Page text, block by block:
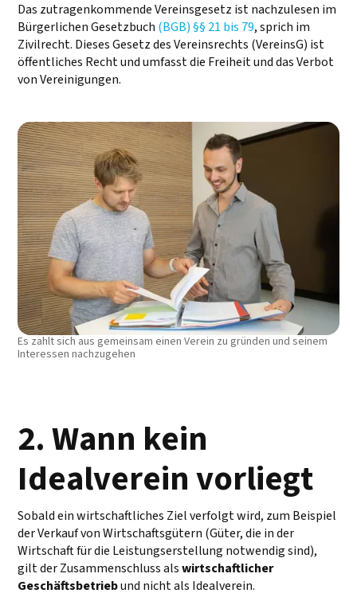
Das zutragenkommende Vereinsgesetz ist nachzulesen im
Bürgerlichen Gesetzbuch (BGB) §§ 21 bis 79, sprich im
Zivilrecht. Dieses Gesetz des Vereinsrechts (VereinsG) ist
öffentliches Recht und umfasst die Freiheit und das Verbot
von Vereinigungen.
Es zahlt sich aus gemeinsam einen Verein zu gründen und seinem
Interessen nachzugehen
2. Wann kein
Idealverein vorliegt
Sobald ein wirtschaftliches Ziel verfolgt wird, zum Beispiel
der Verkauf von Wirtschaftsgütern (Güter, die in der
Wirtschaft für die Leistungserstellung notwendig sind),
gilt der Zusammenschluss alswirtschaftlicher
Geschäftsbetriebund nicht als Idealverein.